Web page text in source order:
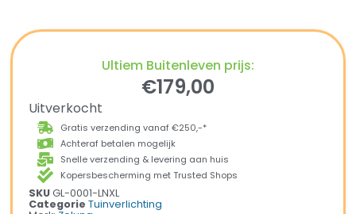
Ultiem Buitenleven prijs:
€179,00
Uitverkocht
Gratis verzending vanaf €250,-*
Achteraf betalen mogelijk
Snelle verzending & levering aan huis
Kopersbescherming met Trusted Shops
SKUGL-0001-LNXL
Categorie Tuinverlichting